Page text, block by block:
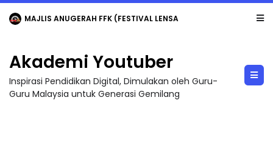
MAJLIS ANUGERAH FFK (FESTIVAL LENSA PENDIDIKAN - FLeP) 2026
Akademi Youtuber
Inspirasi Pendidikan Digital, Dimulakan oleh Guru-
Guru Malaysia untuk Generasi Gemilang